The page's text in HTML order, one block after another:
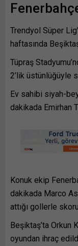
Trendyol Süper
haftasında
Tüpraş
2’lik üstünlüğüyle
Ev sahibi siyah-
dakikada Emirhan
Konuk ekip
dakikada Marco
attığı gollerle
Beşiktaş’ta Orkun
oyundan ihraç